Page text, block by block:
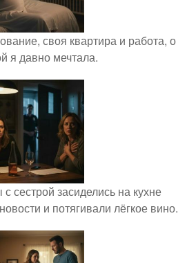
своя квартира и работа, о
я давно мечтала.
сестрой засиделись на кухне
и потягивали лёгкое вино.